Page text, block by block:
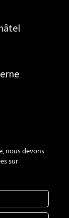
nous devons
sur